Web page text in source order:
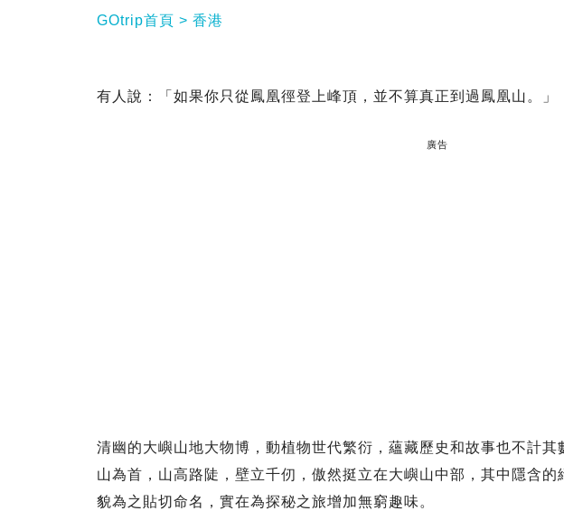
GOtrip首頁 香港
有人說：「如果你只從鳳凰徑登上峰頂，並不算真正到過鳳凰山。」
廣告
清幽的大嶼山地大物博，動植物世代繁衍，蘊藏歷史和故事也不計
山為首，山高路陡，壁立千仞，傲然挺立在大嶼山中部，其中隱含
貌為之貼切命名，實在為探秘之旅增加無窮趣味。